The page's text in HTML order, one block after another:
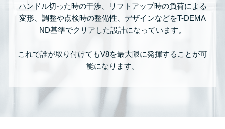
ハンドル切った時の干渉、リフトアップ時の負荷による
変形、調整や点検時の整備性、デザインなどをT-DEMA
ND基準でクリアした設計になっています。
これで誰が取り付けてもV8を最大限に発揮することが可
能になります。